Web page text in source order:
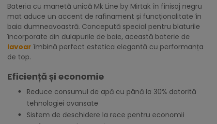
Bateria cu manetă unică Mk Line by Mirtak în finisaj negru
mat aduce un accent de rafinament și funcționalitate în
baia dumneavoastră. Concepută special pentru blaturile
încorporate din dulapurile de baie, această baterie de
lavoar îmbină perfect estetica elegantă cu performanța
de top.
Eficiență și economie
Reduce consumul de apă cu până la 30% datorită
tehnologiei avansate
Sistem de deschidere la rece pentru economii